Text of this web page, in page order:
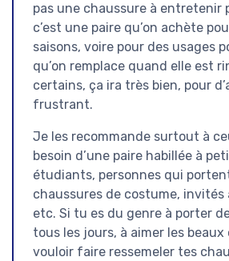
pas une chaussure à entretenir
c’est une paire qu’on achète
saisons, voire pour des usages
qu’on remplace quand elle est
certains, ça ira très bien, pour
frustrant.
Je les recommande surtout à
besoin d’une paire habillée à
étudiants, personnes qui
chaussures de costume, invités
etc. Si tu es du genre à porter
tous les jours, à aimer les beaux
vouloir faire ressemeler tes